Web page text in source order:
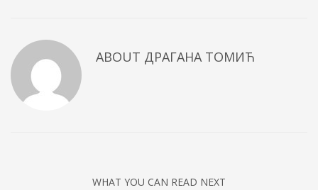
ABOUT ДРАГАНА ТОМИЋ
WHAT YOU CAN READ NEXT